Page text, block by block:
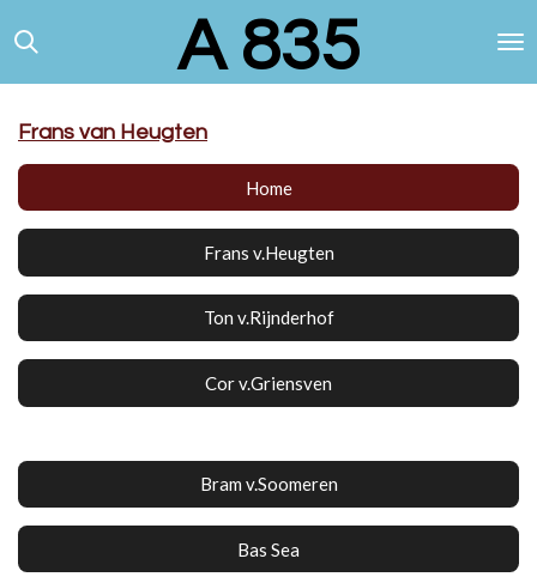
direct
hoofdinhoud
A 835
Frans van Heugten
Home
Frans v.Heugten
Ton v.Rijnderhof
Cor v.Griensven
Bram v.Soomeren
Bas Sea